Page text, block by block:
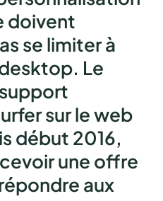
doivent
se limiter à
Le
sur le web
début 2016,
une offre
aux